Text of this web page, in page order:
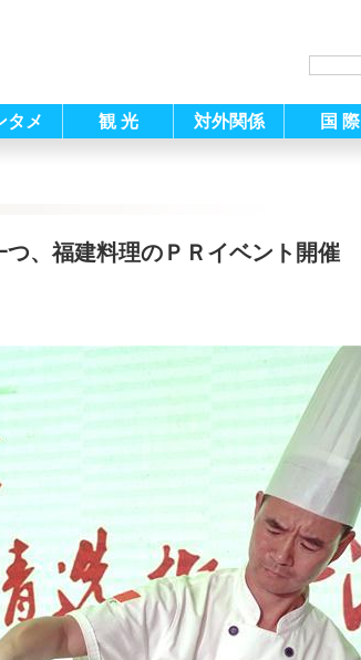
タメ 観 光 対外関係 国 際
つ、福建料理のＰＲイベント開催